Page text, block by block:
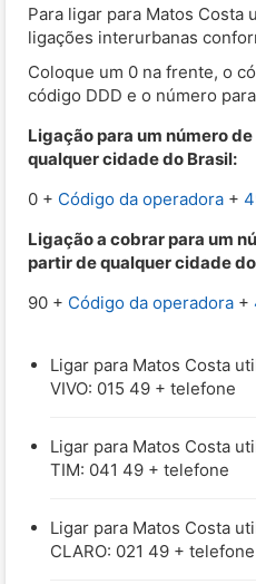
Para ligar para Matos Costa
ligações interurbanas
Coloque um 0 na frente, o
código DDD e o número
Ligação para um número
qualquer cidade do Brasil:
0 + Código da operadora +
Ligação a cobrar para um
partir de qualquer cidade
90 + Código da operadora +
Ligar para Matos Costa
VIVO: 015 49 + telefone
Ligar para Matos Costa
TIM: 041 49 + telefone
Ligar para Matos Costa
CLARO: 021 49 + telefone